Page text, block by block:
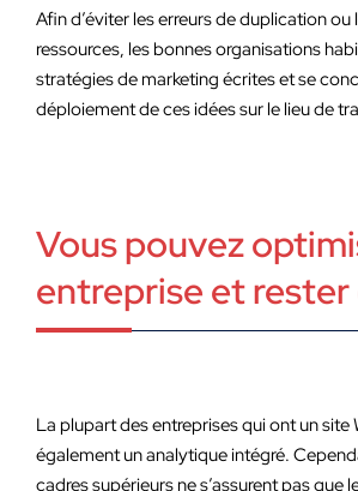
Afin d’éviter les erreurs de duplication
ressources, les bonnes organisations
stratégies de marketing écrites et se
déploiement de ces idées sur le lieu de
Vous pouvez
entreprise et
La plupart des entreprises qui ont un site
également un analytique intégré.
cadres supérieurs ne s’assurent pas que